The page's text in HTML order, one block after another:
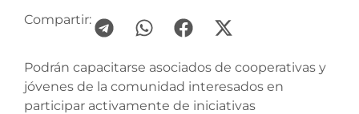
Compartir:
Podrán capacitarse asociados de cooperativas y
jóvenes de la comunidad interesados en
participar activamente de iniciativas